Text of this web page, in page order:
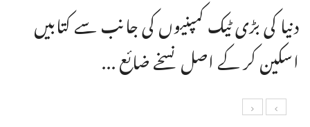
دنیا کی بڑی ٹیک کمپنیوں کی جانب سے کتابیں
اسکین کر کے اصل نسخے ضائع ...